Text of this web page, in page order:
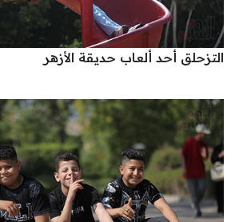
التزحلق أحد ألعاب حديقة الأزهر